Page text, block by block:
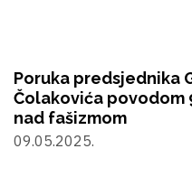
Poruka predsjednika
Čolakovića povodom
nad fašizmom
09.05.2025.